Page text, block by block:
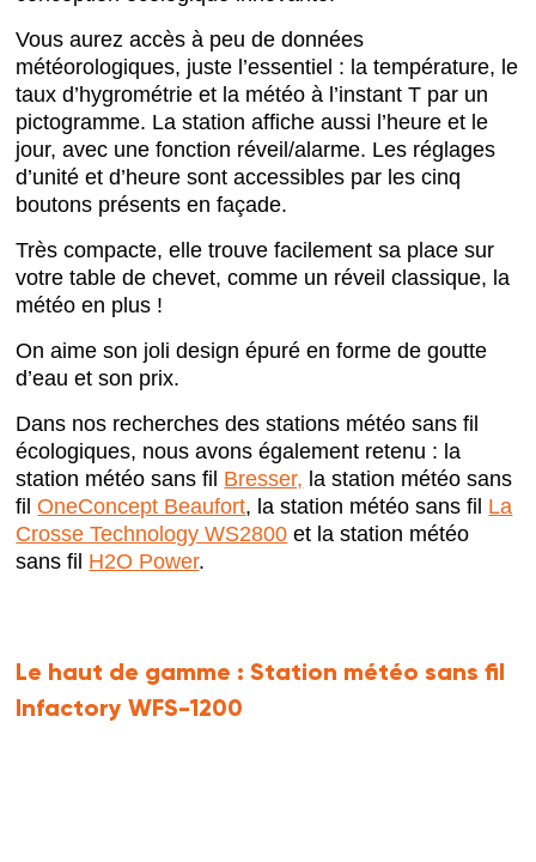
Vous aurez accès à peu de données
météorologiques, juste l’essentiel : la température, le
taux d’hygrométrie et la météo à l’instant T par un
pictogramme. La station affiche aussi l’heure et le
jour, avec une fonction réveil/alarme. Les réglages
d’unité et d’heure sont accessibles par les cinq
boutons présents en façade.
Très compacte, elle trouve facilement sa place sur
votre table de chevet, comme un réveil classique, la
météo en plus !
On aime son joli design épuré en forme de goutte
d’eau et son prix.
Dans nos recherches des stations météo sans fil
écologiques, nous avons également retenu : la
station météo sans fil Bresser, la station météo sans
filOneConcept Beaufort, la station météo sans fil La
Crosse Technology WS2800 et la station météo
sans fil H2O Power.
Le haut de gamme :Station météo sans fil
Infactory WFS-1200